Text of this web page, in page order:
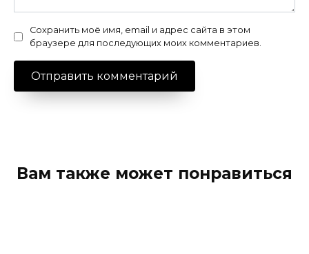
Сохранить моё имя, email и адрес сайта в этом
браузере для последующих моих комментариев.
Вам также может понравиться